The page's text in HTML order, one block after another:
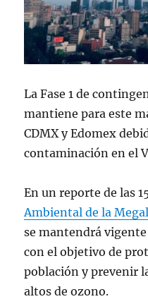
La Fase 1 de
mantiene para este
CDMX y Edomex
contaminación en el
En un reporte de las
Ambiental de la
se mantendrá
con el objetivo de
población y prevenir
altos de ozono.